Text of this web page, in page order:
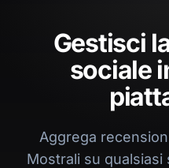
Gestisci
sociale
Aggrega
Mostrali su